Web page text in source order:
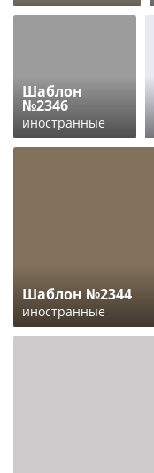
Шаблон
№2346
иностранные
Шаблон №2344
иностранные